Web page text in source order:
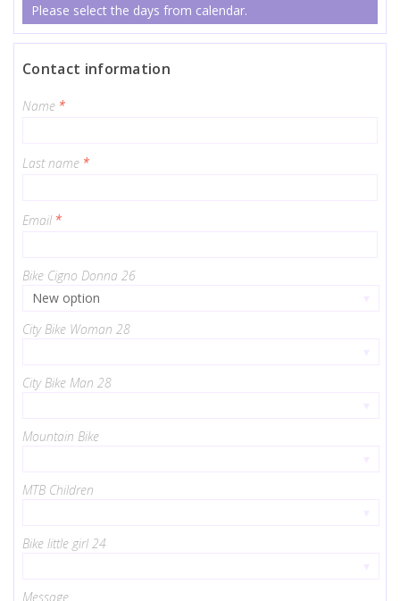
Please select the days from calendar.
Contact information
Name *
Last name *
Email *
Bike Cigno Donna 26
New option
City Bike Woman 28
City Bike Man 28
Mountain Bike
MTB Children
Bike little girl 24
Message